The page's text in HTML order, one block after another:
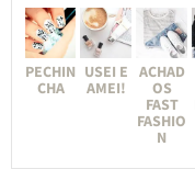
PECHIN
CHA
USEI E
AMEI!
ACHAD
OS
FAST
FASHIO
N